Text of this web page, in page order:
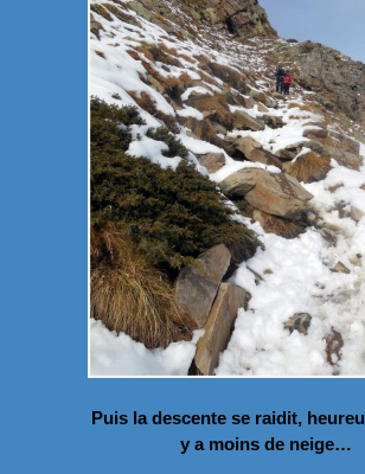
Puis la descente se raidit,
y a moins de neige…